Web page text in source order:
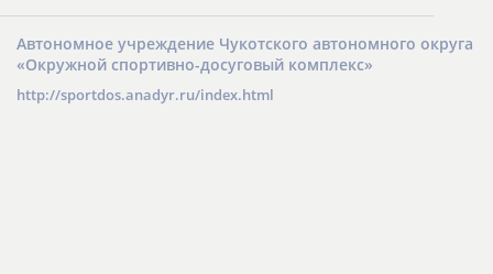
Автономное учреждение Чукотского автономного округа
«Окружной спортивно-досуговый комплекс»
http://sportdos.anadyr.ru/index.html